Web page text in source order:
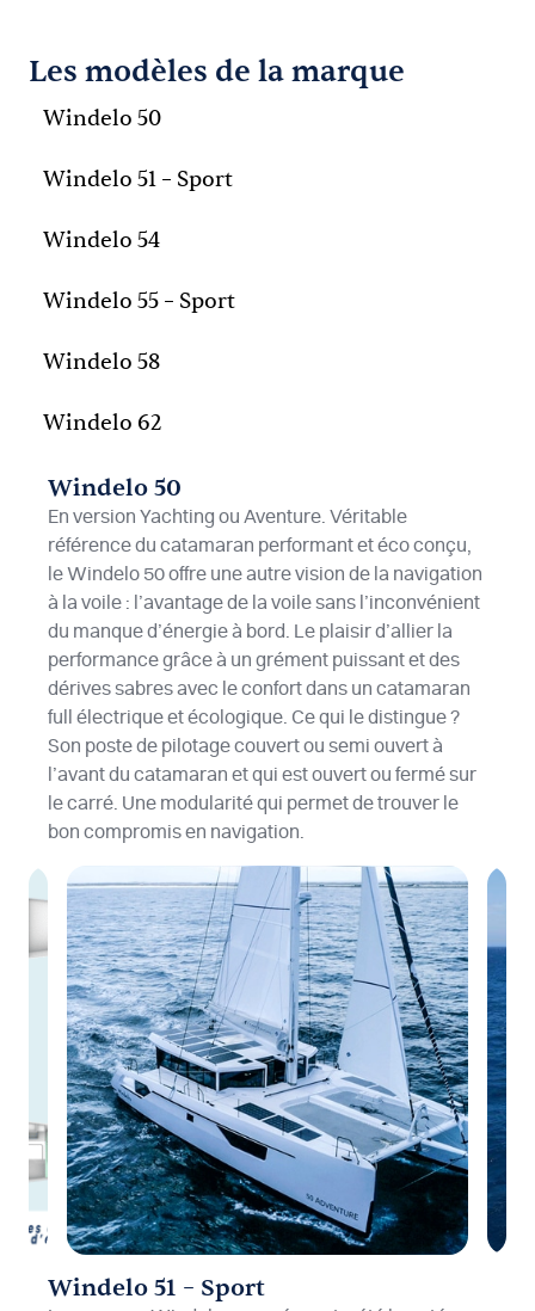
Les modèles de la marque
Windelo 50
Windelo 51 – Sport
Windelo 54
Windelo 55 – Sport
Windelo 58
Windelo 62
Windelo 50
En version Yachting ou Aventure. Véritable
référence du catamaran performant et éco conçu,
le Windelo 50 offre une autre vision de la navigation
à la voile : l’avantage de la voile sans l’inconvénient
du manque d’énergie à bord. Le plaisir d’allier la
performance grâce à un grément puissant et des
dérives sabres avec le confort dans un catamaran
full électrique et écologique. Ce qui le distingue ?
Son poste de pilotage couvert ou semi ouvert à
l’avant du catamaran et qui est ouvert ou fermé sur
le carré. Une modularité qui permet de trouver le
bon compromis en navigation.
Windelo 51 – Sport